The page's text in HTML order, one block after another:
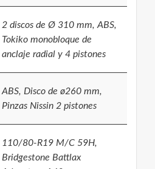
2 discos de Ø 310 mm, ABS,
Tokiko monobloque de
anclaje radial y 4 pistones
ABS, Disco de ø260 mm,
Pinzas Nissin 2 pistones
110/80-R19 M/C 59H,
Bridgestone Battlax